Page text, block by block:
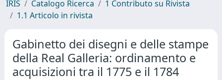
IRIS Catalogo Ricerca
1 Contributo su Rivista
1.1 Articolo in rivista
Gabinetto dei disegni e delle stampe
della Real Galleria: ordinamento e
acquisizioni tra il 1775 e il 1784